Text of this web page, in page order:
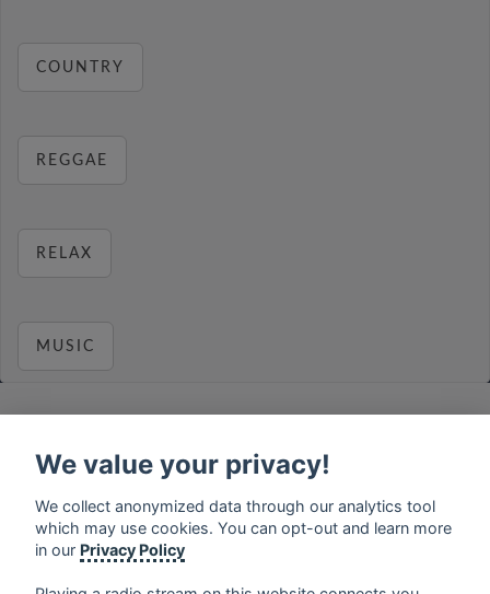
COUNTRY
REGGAE
RELAX
MUSIC
français ⋅ english ⋅ deutsch ⋅ español
ελληνικά
⋅ norsk ⋅ suomi
Contact us: contact@my-radios.com
Terms of service
We value your privacy!
We collect anonymized data through our analytics tool
which may use cookies. You can opt-out and learn more
in our Privacy Policy